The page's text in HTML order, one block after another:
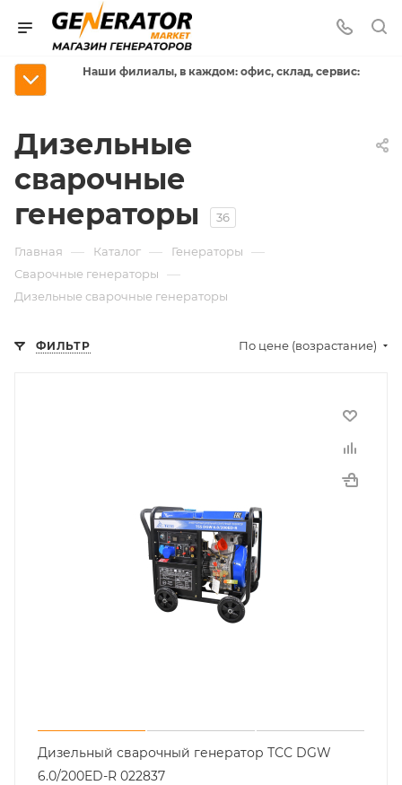
Наши филиалы, в каждом: офис, склад, сервис:
Дизельные
сварочные
генераторы
36
Главная — Каталог — Генераторы —
Сварочные генераторы —
Дизельные сварочные генераторы
ФИЛЬТР По цене (возрастание)
Дизельный сварочный генератор ТСС DGW
6.0/200ED-R 022837